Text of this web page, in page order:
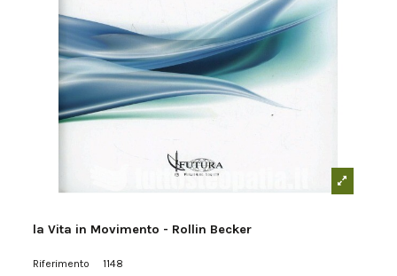
la Vita in Movimento - Rollin Becker
Riferimento 1148